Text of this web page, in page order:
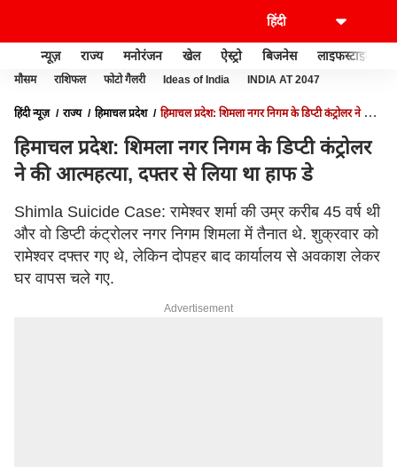
न्यूज़ राज्य मनोरंजन खेल ऐस्ट्रो बिजनेस लाइफस्टाइल
मौसम राशिफल फोटो गैलरी Ideas of India INDIA AT 2047
हिंदी न्यूज़ राज्य हिमाचल प्रदेश
हिमाचल प्रदेश: शिमला नगर निगम के डिप्टी कंट्रोलर ने की
हिमाचल प्रदेश: शिमला नगर निगम के डिप्टी कंट्रोलर
ने की आत्महत्या, दफ्तर से लिया था हाफ डे
Shimla Suicide Case: रामेश्वर शर्मा की उम्र करीब 45 वर्ष थी
और वो डिप्टी कंट्रोलर नगर निगम शिमला में तैनात थे. शुक्रवार को
रामेश्वर दफ्तर गए थे, लेकिन दोपहर बाद कार्यालय से अवकाश लेकर
घर वापस चले गए.
Advertisement